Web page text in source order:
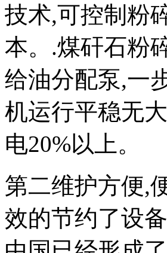
技术,可控制粉
本。.煤矸石粉
给油分配泵,一
机运行平稳无
电20%以上。
第二维护方便,
效的节约了设